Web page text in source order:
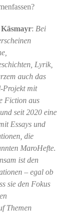
: Bei
Lyrik,
auch das
Projekt mit
Fiction aus
seit 2020 eine
Essays und
die
MaroHefte.
ist den
– egal ob
sie den Fokus
Themen